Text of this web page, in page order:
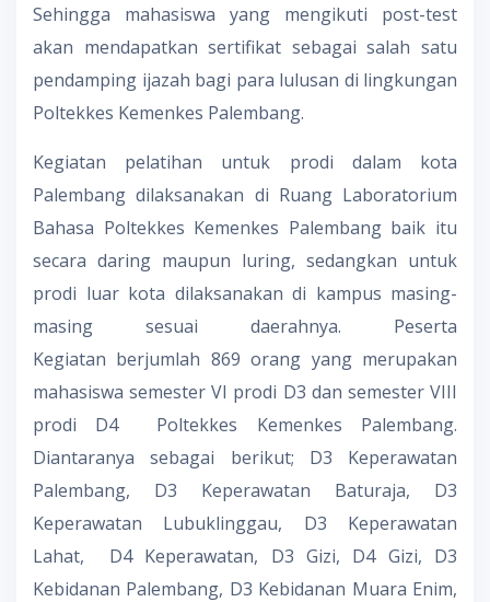
Sehingga mahasiswa yang mengikuti post-test
akan mendapatkan sertifikat sebagai salah satu
pendamping ijazah bagi para lulusan di lingkungan
Poltekkes Kemenkes Palembang.
Kegiatan pelatihan untuk prodi dalam kota
Palembang dilaksanakan di Ruang Laboratorium
Bahasa Poltekkes Kemenkes Palembang baik itu
secara daring maupun luring, sedangkan untuk
prodi luar kota dilaksanakan di kampus masing-
masing sesuai daerahnya. Peserta
Kegiatan berjumlah 869 orang yang merupakan
mahasiswa semester VI prodi D3 dan semester VIII
prodi D4 Poltekkes Kemenkes Palembang.
Diantaranya sebagai berikut; D3 Keperawatan
Palembang, D3 Keperawatan Baturaja, D3
Keperawatan Lubuklinggau, D3 Keperawatan
Lahat, D4 Keperawatan, D3 Gizi, D4 Gizi, D3
Kebidanan Palembang, D3 Kebidanan Muara Enim,